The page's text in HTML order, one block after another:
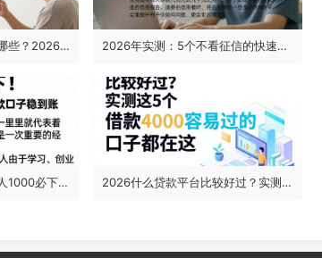
19岁必过的网贷平台有哪些？2026年这5个借款软件适合19岁快速借3000 2026年实测：5个不看征信的快速借款平台，征信要求低、秒到账，用过都说靠谱！
18岁可用的贷款软件人人1000必下！2026实测这5个2000借款口子稳到账 2026什么贷款平台比较好过？实测这5个优质渠道，借款4000容易过的口子都在这